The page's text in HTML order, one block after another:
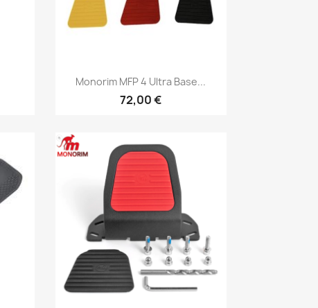
Vista rápida
Monorim MFP 4 Ultra Base...
72,00 €